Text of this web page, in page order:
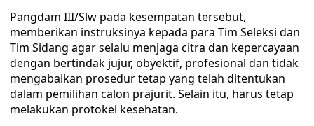
Pangdam III/Slw pada kesempatan tersebut,
memberikan instruksinya kepada para Tim Seleksi dan
Tim Sidang agar selalu menjaga citra dan kepercayaan
dengan bertindak jujur, obyektif, profesional dan tidak
mengabaikan prosedur tetap yang telah ditentukan
dalam pemilihan calon prajurit. Selain itu, harus tetap
melakukan protokel kesehatan.